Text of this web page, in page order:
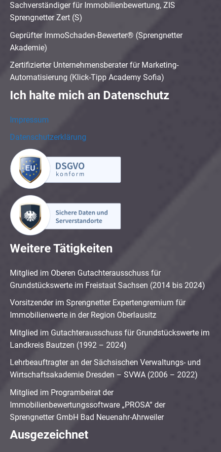
Sachverständiger für Immobilienbewertung, ZIS
Sprengnetter Zert (S)
Geprüfter ImmoSchaden-Bewerter® (Sprengnetter
Akademie)
Zertifizierter Unternehmensberater für Marketing-
Automatisierung (Klick-Tipp Academy Sofia)
Ich halte mich an Datenschutz
Impressum
Datenschutzerklärung
Weitere Tätigkeiten
Mitglied im Oberen Gutachterausschuss für
Grundstückswerte im Freistaat Sachsen (2014 bis 2024)
Vorsitzender im Sprengnetter Expertengremium für
Immobilienwerte in der Region Oberlausitz
Mitglied im Gutachterausschuss für Grundstückswerte im
Landkreis Bautzen (1992 – 2024)
Lehrbeauftragter an der Sächsischen Verwaltungs- und
Wirtschaftsakademie Dresden – SVWA (2006 – 2022)
Mitglied im Programbeirat der
Immobilienbewertungssoftware „PROSA“ der
Sprengnetter GmbH Bad Neuenahr-Ahrweiler
Ausgezeichnet